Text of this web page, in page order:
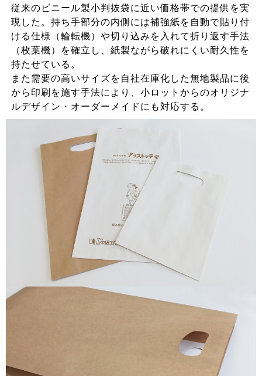
従来のビニール製小判抜袋に近い価格帯での提供を実
現した。持ち手部分の内側には補強紙を自動で貼り付
ける仕様（輪転機）や切り込みを入れて折り返す手法
（枚葉機）を確立し、紙製ながら破れにくい耐久性を
持たせている。
また需要の高いサイズを自社在庫化した無地製品に後
から印刷を施す手法により、小ロットからのオリジナ
ルデザイン・オーダーメイドにも対応する。